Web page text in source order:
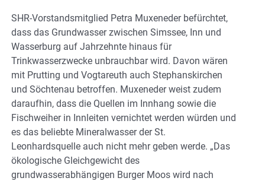
SHR-Vorstandsmitglied Petra Muxeneder befürchtet,
dass das Grundwasser zwischen Simssee, Inn und
Wasserburg auf Jahrzehnte hinaus für
Trinkwasserzwecke unbrauchbar wird. Davon wären
mit Prutting und Vogtareuth auch Stephanskirchen
und Söchtenau betroffen. Muxeneder weist zudem
daraufhin, dass die Quellen im Innhang sowie die
Fischweiher in Innleiten vernichtet werden würden und
es das beliebte Mineralwasser der St.
Leonhardsquelle auch nicht mehr geben werde. „Das
ökologische Gleichgewicht des
grundwasserabhängigen Burger Moos wird nach